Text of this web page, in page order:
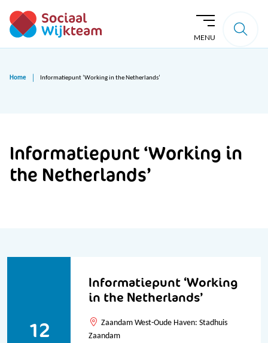
MENU
Home Informatiepunt ‘Working in the Netherlands’
Informatiepunt ‘Working in
the Netherlands’
Informatiepunt ‘Working
in the Netherlands’
12
Zaandam West-Oude Haven: Stadhuis
Zaandam